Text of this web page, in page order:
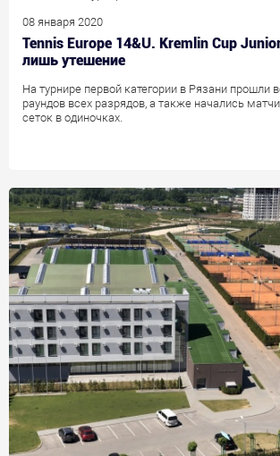
08 января 2020
Tennis Europe 14&U. Kremlin Cup
лишь утешение
На турнире первой категории в Рязани прошли
раундов всех разрядов, а также начались
сеток в одиночках.